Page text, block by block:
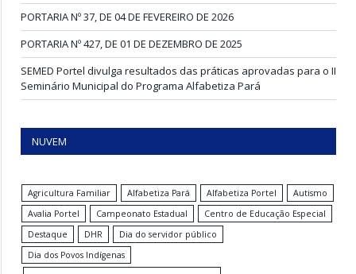
PORTARIA Nº 37, DE 04 DE FEVEREIRO DE 2026
PORTARIA Nº 427, DE 01 DE DEZEMBRO DE 2025
SEMED Portel divulga resultados das práticas aprovadas para o II
Seminário Municipal do Programa Alfabetiza Pará
NUVEM
Agricultura Familiar Alfabetiza Pará Alfabetiza Portel
Autismo
Avalia Portel
Campeonato Estadual
Centro de Educação Especial
Destaque
DHR
Dia do servidor público
Dia dos Povos Indígenas